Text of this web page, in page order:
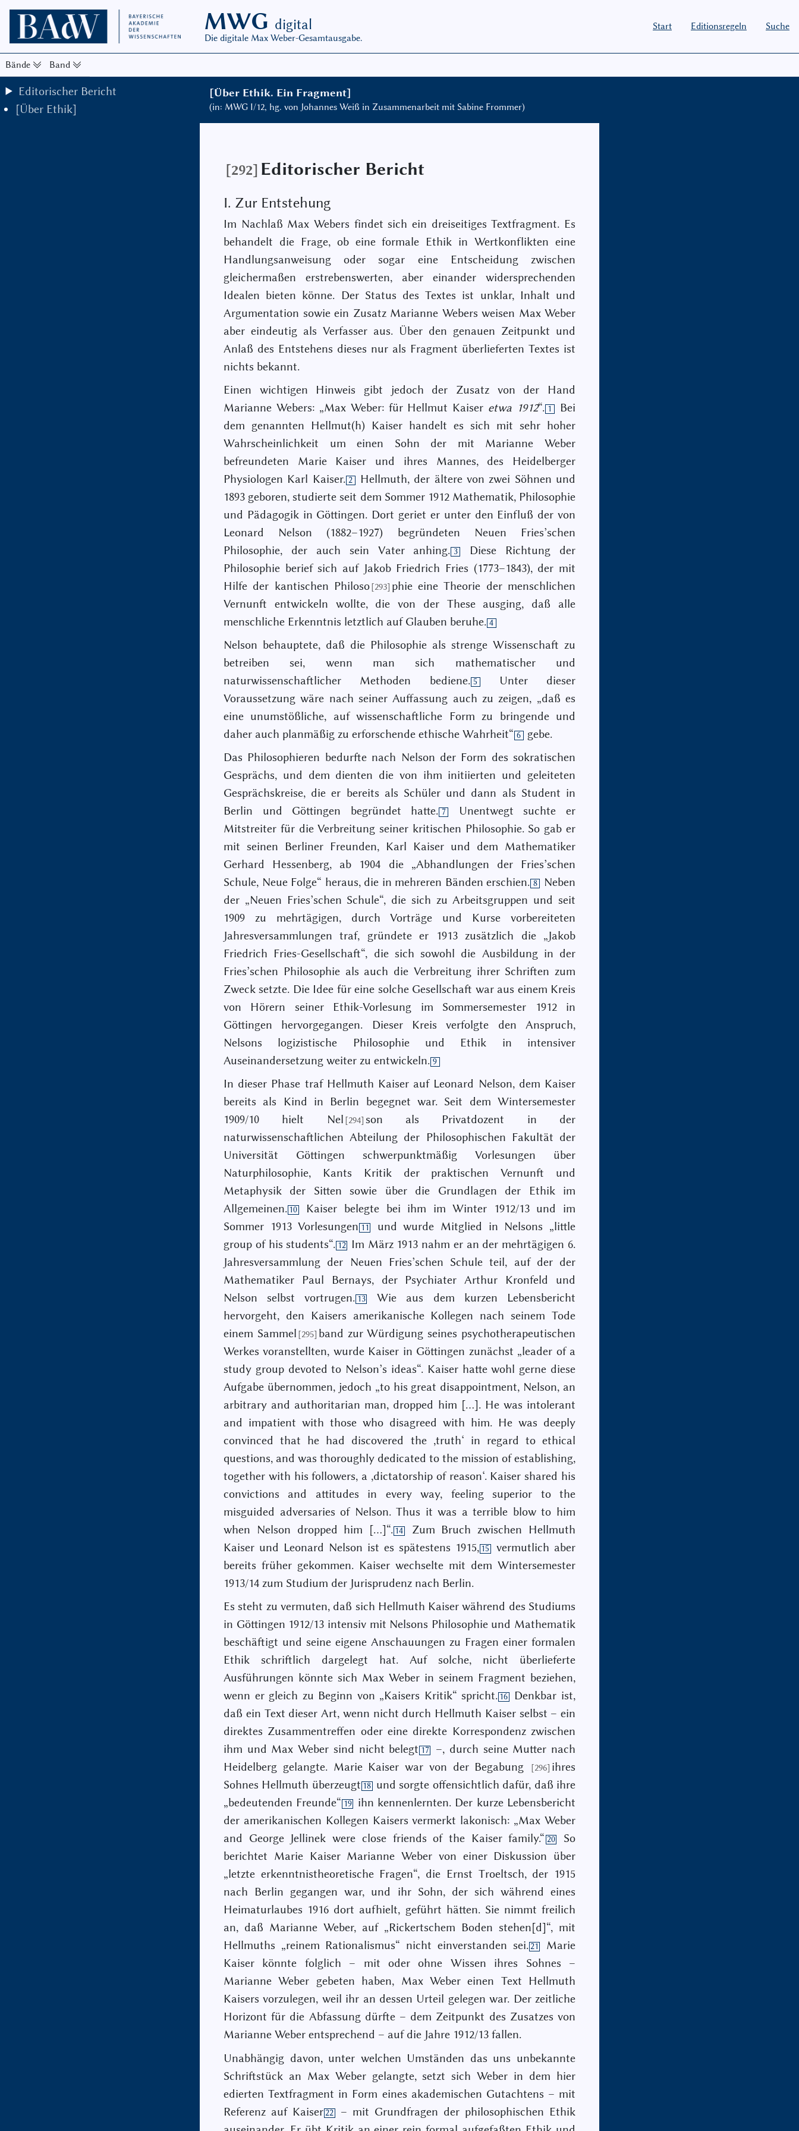
MWG digital
Die digitale Max Weber-Gesamtausgabe.
Start Editionsregeln Suche
Bände Band
Editorischer Bericht
[Über Ethik]
[Über Ethik. Ein Fragment]
(in: MWG I/12, hg. von Johannes Weiß in Zusammenarbeit mit Sabine Frommer)
[292] Editorischer Bericht
I. Zur Entstehung
Im Nachlaß Max Webers findet sich ein dreiseitiges Textfragment. Es
behandelt die Frage, ob eine formale Ethik in Wertkonflikten eine
Handlungsanweisung oder sogar eine Entscheidung zwischen
gleichermaßen erstrebenswerten, aber einander widersprechenden
Idealen bieten könne. Der Status des Textes ist unklar, Inhalt und
Argumentation sowie ein Zusatz Marianne Webers weisen Max Weber
aber eindeutig als Verfasser aus. Über den genauen Zeitpunkt und
Anlaß des Entstehens dieses nur als Fragment überlieferten Textes ist
nichts bekannt.
Einen wichtigen Hinweis gibt jedoch der Zusatz von der Hand
Marianne Webers: „Max Weber: für Hellmut Kaiser etwa 1912“. 1
Bei
dem genannten Hellmut(h) Kaiser handelt es sich mit sehr hoher
Wahrscheinlichkeit um einen Sohn der mit Marianne Weber
befreundeten Marie Kaiser und ihres Mannes, des Heidelberger
Physiologen Karl Kaiser. 2
Hellmuth, der ältere von zwei Söhnen und
1893 geboren, studierte seit dem Sommer 1912 Mathematik, Philosophie
und Pädagogik in Göttingen. Dort geriet er unter den Einfluß der von
Leonard Nelson (1882–1927) begründeten Neuen Fries’schen
Philosophie, der auch sein Vater anhing. 3
Diese Richtung der
Philosophie berief sich auf Jakob Friedrich Fries (1773–1843), der mit
Hilfe der kantischen Philoso[293] phie eine Theorie der menschlichen
Vernunft entwickeln wollte, die von der These ausging, daß alle
menschliche Erkenntnis letztlich auf Glauben beruhe. 4
Nelson behauptete, daß die Philosophie als strenge Wissenschaft zu
betreiben sei, wenn man sich mathematischer und
naturwissenschaftlicher Methoden bediene. 5
Unter dieser
Voraussetzung wäre nach seiner Auffassung auch zu zeigen, „daß es
eine unumstößliche, auf wissenschaftliche Form zu bringende und
daher auch planmäßig zu erforschende ethische Wahrheit“ 6
gebe.
Das Philosophieren bedurfte nach Nelson der Form des sokratischen
Gesprächs, und dem dienten die von ihm initiierten und geleiteten
Gesprächskreise, die er bereits als Schüler und dann als Student in
Berlin und Göttingen begründet hatte. 7
Unentwegt suchte er
Mitstreiter für die Verbreitung seiner kritischen Philosophie. So gab er
mit seinen Berliner Freunden, Karl Kaiser und dem Mathematiker
Gerhard Hessenberg, ab 1904 die „Abhandlungen der Fries’schen
Schule, Neue Folge“ heraus, die in mehreren Bänden erschien. 8
Neben
der „Neuen Fries’schen Schule“, die sich zu Arbeitsgruppen und seit
1909 zu mehrtägigen, durch Vorträge und Kurse vorbereiteten
Jahresversammlungen traf, gründete er 1913 zusätzlich die „Jakob
Friedrich Fries-Gesellschaft“, die sich sowohl die Ausbildung in der
Fries’schen Philosophie als auch die Verbreitung ihrer Schriften zum
Zweck setzte. Die Idee für eine solche Gesellschaft war aus einem Kreis
von Hörern seiner Ethik-Vorlesung im Sommersemester 1912 in
Göttingen hervorgegangen. Dieser Kreis verfolgte den Anspruch,
Nelsons logizistische Philosophie und Ethik in intensiver
Auseinandersetzung weiter zu entwickeln. 9
In dieser Phase traf Hellmuth Kaiser auf Leonard Nelson, dem Kaiser
bereits als Kind in Berlin begegnet war. Seit dem Wintersemester
1909/10 hielt Nel [294] son als Privatdozent in der
naturwissenschaftlichen Abteilung der Philosophischen Fakultät der
Universität Göttingen schwerpunktmäßig Vorlesungen über
Naturphilosophie, Kants Kritik der praktischen Vernunft und
Metaphysik der Sitten sowie über die Grundlagen der Ethik im
Allgemeinen. 10
Kaiser belegte bei ihm im Winter 1912/13 und im
Sommer 1913 Vorlesungen 11
und wurde Mitglied in Nelsons „little
group of his students“. 12
Im März 1913 nahm er an der mehrtägigen 6.
Jahresversammlung der Neuen Fries’schen Schule teil, auf der der
Mathematiker Paul Bernays, der Psychiater Arthur Kronfeld und
Nelson selbst vortrugen. 13
Wie aus dem kurzen Lebensbericht
hervorgeht, den Kaisers amerikanische Kollegen nach seinem Tode
einem Sammel [295] band zur Würdigung seines psychotherapeutischen
Werkes voranstellten, wurde Kaiser in Göttingen zunächst „leader of a
study group devoted to Nelson’s ideas“. Kaiser hatte wohl gerne diese
Aufgabe übernommen, jedoch „to his great disappointment, Nelson, an
arbitrary and authoritarian man, dropped him […]. He was intolerant
and impatient with those who disagreed with him. He was deeply
convinced that he had discovered the ,truth‘ in regard to ethical
questions, and was thoroughly dedicated to the mission of establishing,
together with his followers, a ,dictatorship of reason‘. Kaiser shared his
convictions and attitudes in every way, feeling superior to the
misguided adversaries of Nelson. Thus it was a terrible blow to him
when Nelson dropped him […]“. 14
Zum Bruch zwischen Hellmuth
Kaiser und Leonard Nelson ist es spätestens 1915, 15
vermutlich aber
bereits früher gekommen. Kaiser wechselte mit dem Wintersemester
1913/14 zum Studium der Jurisprudenz nach Berlin.
Es steht zu vermuten, daß sich Hellmuth Kaiser während des Studiums
in Göttingen 1912/13 intensiv mit Nelsons Philosophie und Mathematik
beschäftigt und seine eigene Anschauungen zu Fragen einer formalen
Ethik schriftlich dargelegt hat. Auf solche, nicht überlieferte
Ausführungen könnte sich Max Weber in seinem Fragment beziehen,
wenn er gleich zu Beginn von „Kaisers Kritik“ spricht. 16
Denkbar ist,
daß ein Text dieser Art, wenn nicht durch Hellmuth Kaiser selbst – ein
direktes Zusammentreffen oder eine direkte Korrespondenz zwischen
ihm und Max Weber sind nicht belegt 17
–, durch seine Mutter nach
Heidelberg gelangte. Marie Kaiser war von der Begabung
[296] ihres
Sohnes Hellmuth überzeugt 18 und sorgte offensichtlich dafür, daß ihre
„bedeutenden Freunde“ 19
ihn kennenlernten. Der kurze Lebensbericht
der amerikanischen Kollegen Kaisers vermerkt lakonisch: „Max Weber
and George Jellinek were close friends of the Kaiser family.“ 20
So
berichtet Marie Kaiser Marianne Weber von einer Diskussion über
„letzte erkenntnistheoretische Fragen“, die Ernst Troeltsch, der 1915
nach Berlin gegangen war, und ihr Sohn, der sich während eines
Heimaturlaubes 1916 dort aufhielt, geführt hätten. Sie nimmt freilich
an, daß Marianne Weber, auf „Rickertschem Boden stehen[d]“, mit
Hellmuths „reinem Rationalismus“ nicht einverstanden sei. 21
Marie
Kaiser könnte folglich – mit oder ohne Wissen ihres Sohnes –
Marianne Weber gebeten haben, Max Weber einen Text Hellmuth
Kaisers vorzulegen, weil ihr an dessen Urteil gelegen war. Der zeitliche
Horizont für die Abfassung dürfte – dem Zeitpunkt des Zusatzes von
Marianne Weber entsprechend – auf die Jahre 1912/13 fallen.
Unabhängig davon, unter welchen Umständen das uns unbekannte
Schriftstück an Max Weber gelangte, setzt sich Weber in dem hier
edierten Textfragment in Form eines akademischen Gutachtens – mit
Referenz auf Kaiser22
– mit Grundfragen der philosophischen Ethik